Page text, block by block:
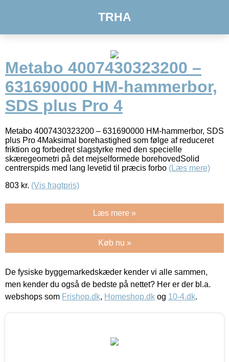
TRHA
Metabo 4007430323200 –
631690000 HM-hammerbor,
SDS plus Pro 4
Metabo 4007430323200 – 631690000 HM-hammerbor, SDS
plus Pro 4Maksimal borehastighed som følge af reduceret
friktion og forbedret slagstyrke med den specielle
skæregeometri på det mejselformede borehovedSolid
centrerspids med lang levetid til præcis forbo (Læs mere)
803 kr. (Vis fragtpris)
Læs mere »
Køb nu »
De fysiske byggemarkedskæder kender vi alle sammen,
men kender du også de bedste på nettet? Her er der bl.a.
webshops som Frishop.dk, Homeshop.dk og 10-4.dk.